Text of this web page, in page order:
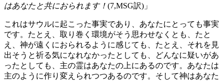
はあなたと共におられます！ (7,MSG訳)」
これはサウルに起こった事実であり、あなたにとっても事実
です。たとえ、取り巻く環境がそう思わせなくとも、たと
え、神が遠くにおられるように感じても、たとえ、それを見
出そうと祈る気になれなかったとしても、どんなに疑いがあ
ったとしても、主の霊はあなたの上にあるのです。あなたは
主のように作り変えられつつあるのです。そして神はあなた